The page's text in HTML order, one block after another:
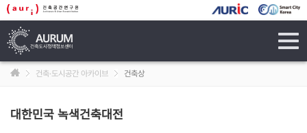
건축·도시공간 아카이브 건축상
대한민국 녹색건축대전